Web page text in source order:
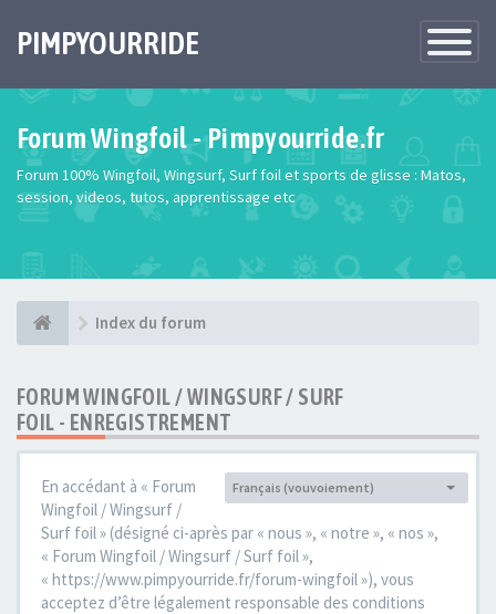
Toggle
PIMPYOURRIDE
Forum Wingfoil - Pimpyourride.fr
Forum 100% Wingfoil, Wingsurf, Surf foil et sports de glisse : Matos,
session, videos, tutos, apprentissage etc
Index du forum
FORUM WINGFOIL / WINGSURF / SURF
FOIL - ENREGISTREMENT
Langue :
Français (vouvoiement)
En accédant à « Forum
Wingfoil / Wingsurf /
Surf foil » (désigné ci-après par « nous », « notre », « nos »,
« Forum Wingfoil / Wingsurf / Surf foil »,
« https://www.pimpyourride.fr/forum-wingfoil »), vous
acceptez d’être légalement responsable des conditions